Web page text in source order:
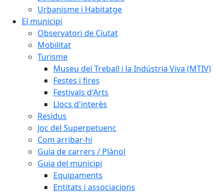
Urbanisme i Habitatge
El municipi
Observatori de Ciutat
Mobilitat
Turisme
Museu del Treball i la Indústria Viva (MTIV)
Festes i fires
Festivals d'Arts
Llocs d'interès
Residus
Joc del Superpetuenc
Com arribar-hi
Guia de carrers / Plànol
Guia del municipi
Equipaments
Entitats i associacions